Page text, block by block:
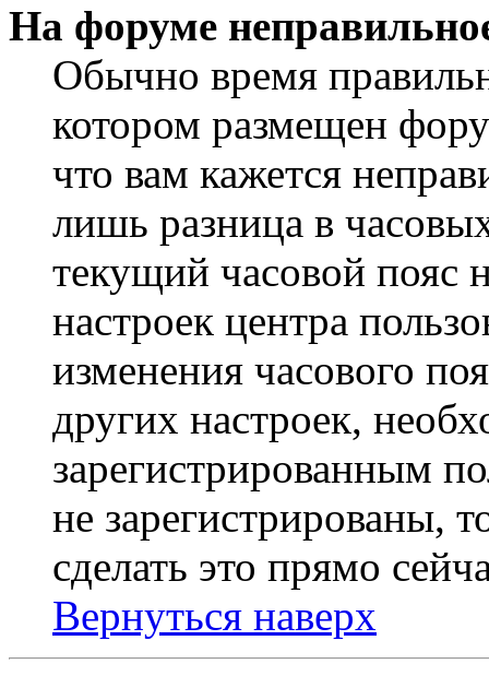
На форуме
Обычно время
котором размещен
что вам кажется
лишь разница в
текущий часовой пояс
настроек центра
изменения часового
других настроек,
зарегистрированным
не зарегистрированы,
сделать это прямо
Вернуться наверх